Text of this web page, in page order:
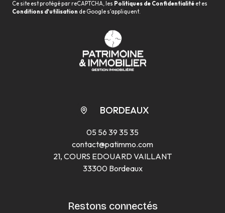
Ce site est protégé par reCAPTCHA, les Politiques de Confidentialité et es
Conditions d'utilisation de Google s'appliquent.
BORDEAUX
05 56 39 35 35
contact@patimmo.com
21, COURS EDOUARD VAILLANT
33300 Bordeaux
Restons connectés